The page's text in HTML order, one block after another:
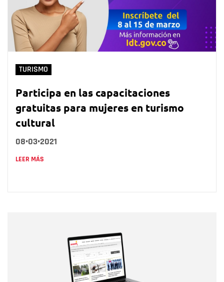
TURISMO
Participa en las capacitaciones
gratuitas para mujeres en turismo
cultural
08•03•2021
LEER MÁS
Correo electrónico